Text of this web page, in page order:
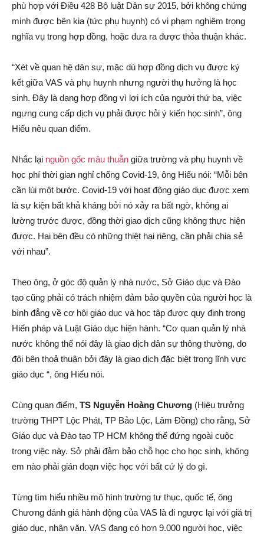
phù hợp với Điều 428 Bộ luật Dân sự 2015, bởi không chứng
minh được bên kia (tức phụ huynh) có vi phạm nghiêm trọng
nghĩa vụ trong hợp đồng, hoặc đưa ra được thỏa thuận khác.
“Xét về quan hệ dân sự, mặc dù hợp đồng dịch vụ được ký
kết giữa VAS và phụ huynh nhưng người thụ hưởng là học
sinh. Đây là dạng hợp đồng vì lợi ích của người thứ ba, việc
ngưng cung cấp dịch vụ phải được hỏi ý kiến học sinh”, ông
Hiếu nêu quan điểm.
Nhắc lại nguồn gốc mâu thuẫn giữa trường và phụ huynh về
học phí thời gian nghỉ chống Covid-19, ông Hiếu nói: “Mỗi bên
cần lùi một bước. Covid-19 với hoạt động giáo dục được xem
là sự kiện bất khả kháng bởi nó xảy ra bất ngờ, không ai
lường trước được, đồng thời giao dịch cũng không thực hiện
được. Hai bên đều có những thiệt hại riêng, cần phải chia sẻ
với nhau”.
Theo ông, ở góc độ quản lý nhà nước, Sở Giáo dục và Đào
tạo cũng phải có trách nhiệm đảm bảo quyền của người học là
bình đẳng về cơ hội giáo dục và học tập được quy định trong
Hiến pháp và Luật Giáo dục hiện hành. “Cơ quan quản lý nhà
nước không thể nói đây là giao dịch dân sự thông thường, do
đôi bên thoả thuận bởi đây là giao dịch đặc biệt trong lĩnh vực
giáo dục “, ông Hiếu nói.
Cùng quan điểm, TS Nguyễn Hoàng Chương (Hiệu trưởng
trường THPT Lộc Phát, TP Bảo Lộc, Lâm Đồng) cho rằng, Sở
Giáo dục và Đào tạo TP HCM không thể đứng ngoài cuộc
trong việc này. Sở phải đảm bảo chỗ học cho học sinh, không
em nào phải gián đoạn việc học với bất cứ lý do gì.
Từng tìm hiểu nhiều mô hình trường tư thục, quốc tế, ông
Chương đánh giá hành động của VAS là đi ngược lại với giá trị
giáo dục, nhân văn. VAS đang có hơn 9.000 người học, việc